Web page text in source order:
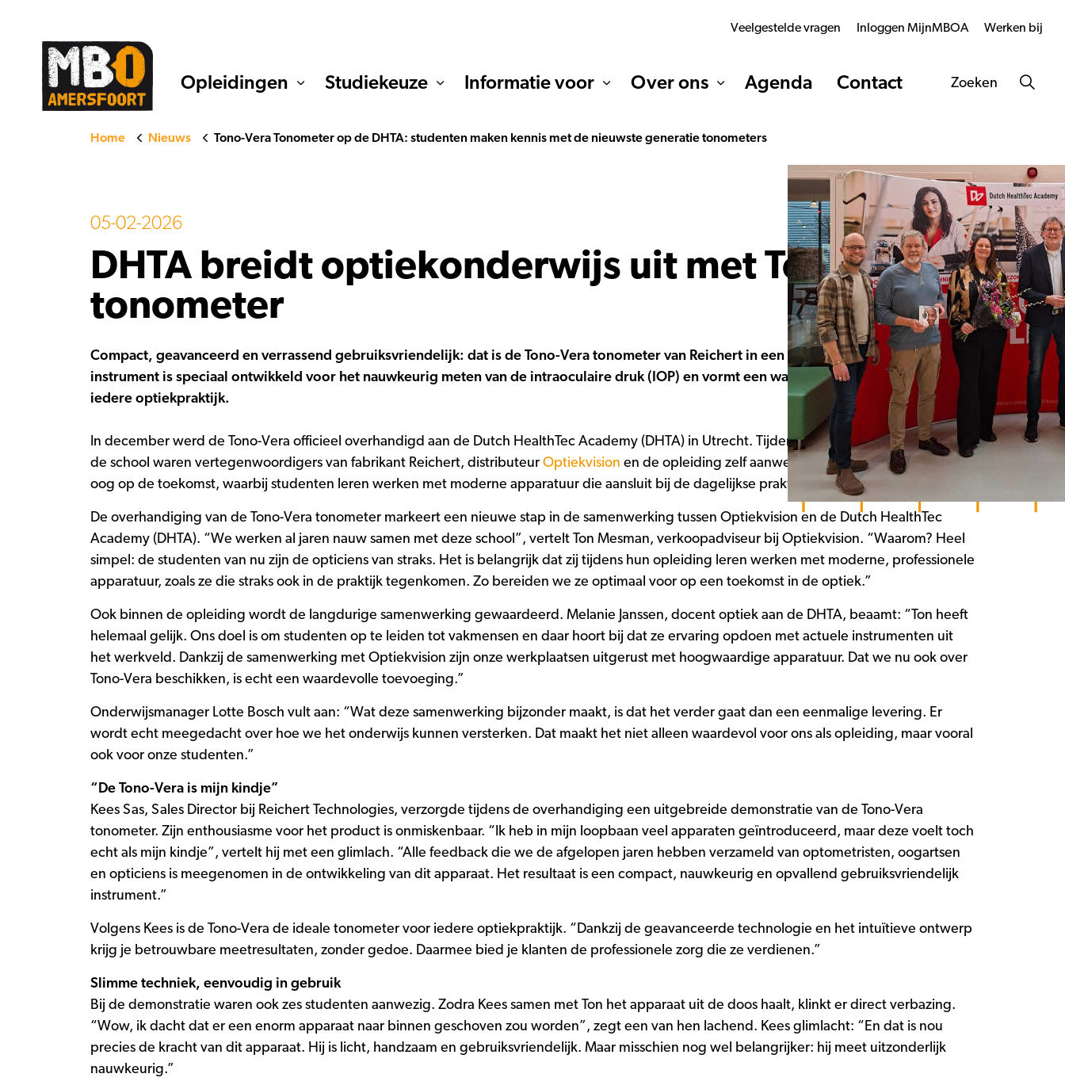
Opleidingen Studiekeuze Informatie voor Over ons Agenda Contact
Veelgestelde vragen Inloggen MijnMBOA Werken bij
Zoeken
Home Nieuws Tono-Vera Tonometer op de DHTA: studenten maken kennis met de nieuwste generatie tonometers
05-02-2026
DHTA breidt optiekonderwijs uit met Tono-Vera
tonometer
Compact, geavanceerd en verrassend gebruiksvriendelijk: dat is de Tono-Vera tonometer van Reichert in een notendop. Dit innovatieve
instrument is speciaal ontwikkeld voor het nauwkeurig meten van de intraoculaire druk (IOP) en vormt een waardevolle aanvulling op
iedere optiekpraktijk.
In december werd de Tono-Vera officieel overhandigd aan de Dutch HealthTec Academy (DHTA) in Utrecht. Tijdens een feestelijk moment op
de school waren vertegenwoordigers van fabrikant Reichert, distributeur Optiekvision en de opleiding zelf aanwezig. Een samenwerking met
oog op de toekomst, waarbij studenten leren werken met moderne apparatuur die aansluit bij de dagelijkse praktijk
De overhandiging van de Tono-Vera tonometer markeert een nieuwe stap in de samenwerking tussen Optiekvision en de Dutch HealthTec
Academy (DHTA). “We werken al jaren nauw samen met deze school”, vertelt Ton Mesman, verkoopadviseur bij Optiekvision. “Waarom? Heel
simpel: de studenten van nu zijn de opticiens van straks. Het is belangrijk dat zij tijdens hun opleiding leren werken met moderne, professionele
apparatuur, zoals ze die straks ook in de praktijk tegenkomen. Zo bereiden we ze optimaal voor op een toekomst in de optiek.”
Ook binnen de opleiding wordt de langdurige samenwerking gewaardeerd. Melanie Janssen, docent optiek aan de DHTA, beaamt: “Ton heeft
helemaal gelijk. Ons doel is om studenten op te leiden tot vakmensen en daar hoort bij dat ze ervaring opdoen met actuele instrumenten uit
het werkveld. Dankzij de samenwerking met Optiekvision zijn onze werkplaatsen uitgerust met hoogwaardige apparatuur. Dat we nu ook over
Tono-Vera beschikken, is echt een waardevolle toevoeging.”
Onderwijsmanager Lotte Bosch vult aan: “Wat deze samenwerking bijzonder maakt, is dat het verder gaat dan een eenmalige levering. Er
wordt echt meegedacht over hoe we het onderwijs kunnen versterken. Dat maakt het niet alleen waardevol voor ons als opleiding, maar vooral
ook voor onze studenten.”
“De Tono-Vera is mijn kindje”
Kees Sas, Sales Director bij Reichert Technologies, verzorgde tijdens de overhandiging een uitgebreide demonstratie van de Tono-Vera
tonometer. Zijn enthousiasme voor het product is onmiskenbaar. “Ik heb in mijn loopbaan veel apparaten geïntroduceerd, maar deze voelt toch
echt als mijn kindje”, vertelt hij met een glimlach. “Alle feedback die we de afgelopen jaren hebben verzameld van optometristen, oogartsen
en opticiens is meegenomen in de ontwikkeling van dit apparaat. Het resultaat is een compact, nauwkeurig en opvallend gebruiksvriendelijk
instrument.”
Volgens Kees is de Tono-Vera de ideale tonometer voor iedere optiekpraktijk. “Dankzij de geavanceerde technologie en het intuïtieve ontwerp
krijg je betrouwbare meetresultaten, zonder gedoe. Daarmee bied je klanten de professionele zorg die ze verdienen.”
Slimme techniek, eenvoudig in gebruik
Bij de demonstratie waren ook zes studenten aanwezig. Zodra Kees samen met Ton het apparaat uit de doos haalt, klinkt er direct verbazing.
“Wow, ik dacht dat er een enorm apparaat naar binnen geschoven zou worden”, zegt een van hen lachend. Kees glimlacht: “En dat is nou
precies de kracht van dit apparaat. Hij is licht, handzaam en gebruiksvriendelijk. Maar misschien nog wel belangrijker: hij meet uitzonderlijk
nauwkeurig.”